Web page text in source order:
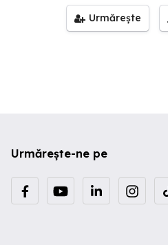
Urmărește
Urmărește-ne pe